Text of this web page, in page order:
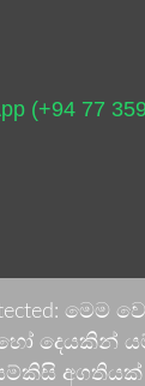
(+94 77
මෙම
දෙයකින්